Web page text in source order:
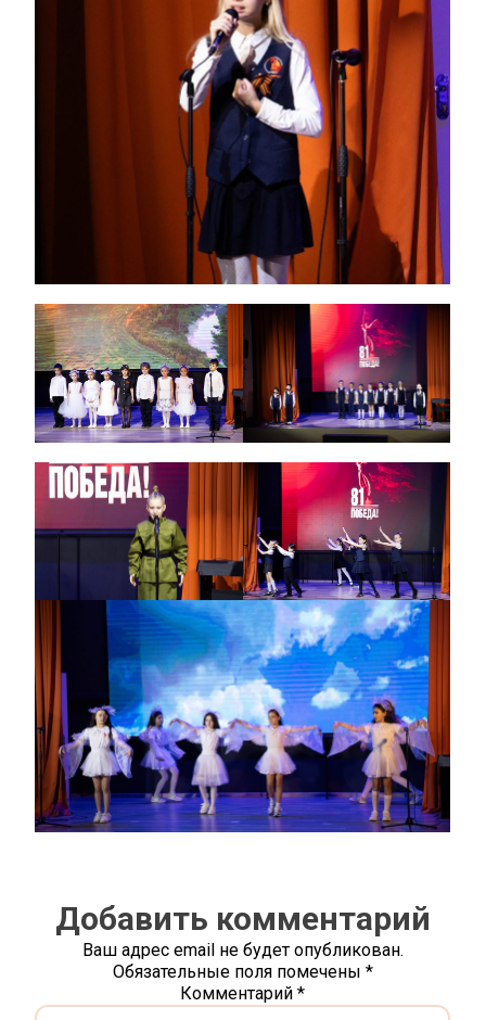
Добавить комментарий
Ваш адрес email не будет опубликован.
Обязательные поля помечены *
Комментарий*